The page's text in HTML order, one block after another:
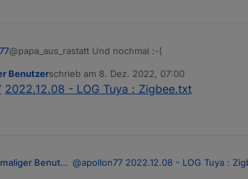
@papa_aus_rastatt Und nochmal :-(
Benutzerschrieb am 8. Dez. 2022, 07:00
zuletzt editiert von
2022.12.08 - LOG Tuya : Zigbee.txt
Ein ehemaliger Benutzer @apollon77 2022.12.08 - LOG Tuya :